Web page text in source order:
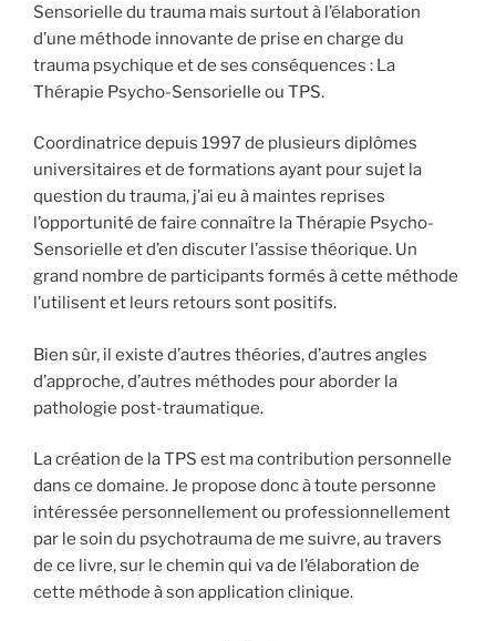
Sensorielle du trauma mais surtout à l’élaboration
d’une méthode innovante de prise en charge du
trauma psychique et de ses conséquences : La
Thérapie Psycho-Sensorielle ou TPS.
Coordinatrice depuis 1997 de plusieurs diplômes
universitaires et de formations ayant pour sujet la
question du trauma, j’ai eu à maintes reprises
l’opportunité de faire connaître la Thérapie Psycho-
Sensorielle et d’en discuter l’assise théorique. Un
grand nombre de participants formés à cette méthode
l’utilisent et leurs retours sont positifs.
Bien sûr, il existe d’autres théories, d’autres angles
d’approche, d’autres méthodes pour aborder la
pathologie post-traumatique.
La création de la TPS est ma contribution personnelle
dans ce domaine. Je propose donc à toute personne
intéressée personnellement ou professionnellement
par le soin du psychotrauma de me suivre, au travers
de ce livre, sur le chemin qui va de l’élaboration de
cette méthode à son application clinique.